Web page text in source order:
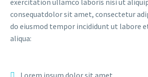
exercitation ullamco laboris nisi ut
consequatdolor sit amet, consectetur
do eiusmod tempor incididunt ut labore
aliqua: